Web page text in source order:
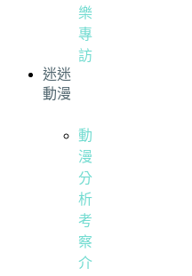
樂
專
訪
迷迷
動漫
動
漫
分
析
考
察
介